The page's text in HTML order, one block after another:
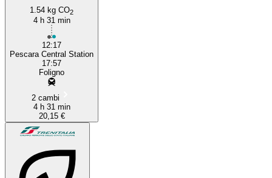
1.54 kg CO2
4 h 31 min
12:17
Pescara Central Station
17:57
Foligno
2 cambi
4 h 31 min
20,15 €